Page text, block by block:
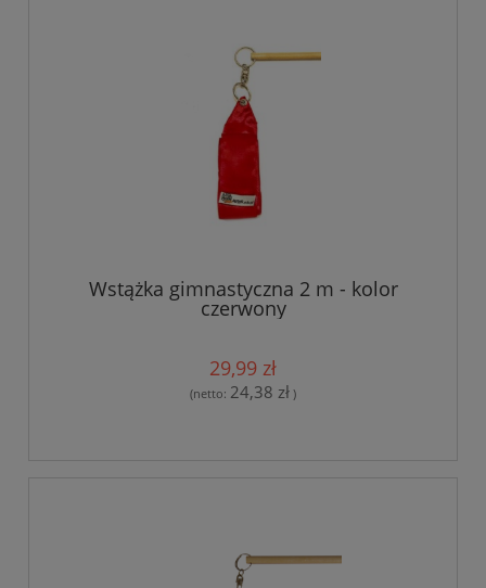
Wstążka gimnastyczna 2 m - kolor
czerwony
29,99 zł
(netto: 24,38 zł )